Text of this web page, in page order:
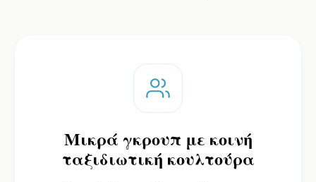
Μικρά γκρουπ με κοινή
ταξιδιωτική κουλτούρα